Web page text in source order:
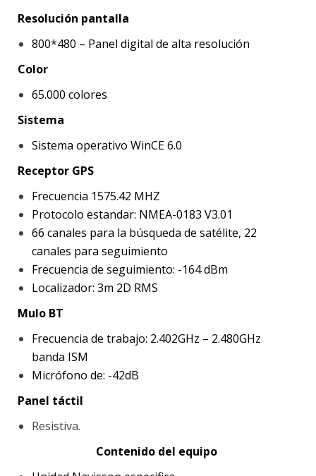
Resolución pantalla
800*480 – Panel digital de alta resolución
Color
65.000 colores
Sistema
Sistema operativo WinCE 6.0
Receptor GPS
Frecuencia 1575.42 MHZ
Protocolo estandar: NMEA-0183 V3.01
66 canales para la búsqueda de satélite, 22
canales para seguimiento
Frecuencia de seguimiento: -164 dBm
Localizador: 3m 2D RMS
Mulo BT
Frecuencia de trabajo: 2.402GHz – 2.480GHz
banda ISM
Micrófono de: -42dB
Panel táctil
Resistiva.
Contenido del equipo